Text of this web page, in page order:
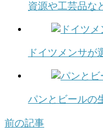
資源や工芸品な
ドイツメンサ
パンとビールの
前の記事